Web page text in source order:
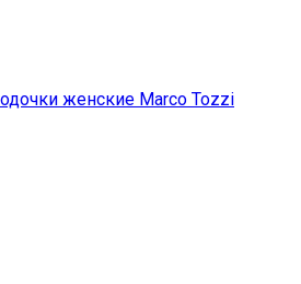
женские Marсo Tozzi